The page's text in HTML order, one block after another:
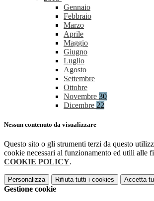
Gennaio
Febbraio
Marzo
Aprile
Maggio
Giugno
Luglio
Agosto
Settembre
Ottobre
Novembre 30
Dicembre 22
Nessun contenuto da visualizzare
Questo sito o gli strumenti terzi da questo
cookie necessari al funzionamento ed utili alle
COOKIE POLICY.
Personalizza Rifiuta tutti i cookies Accetta
Gestione cookie